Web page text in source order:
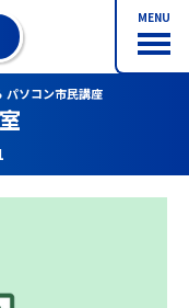
MENU
パソコン市民講座